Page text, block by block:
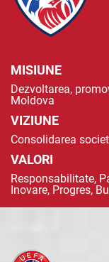
MISIUNE
Dezvoltarea,
Moldova
VIZIUNE
Consolidarea
VALORI
Responsabilitate,
Inovare, Progres,